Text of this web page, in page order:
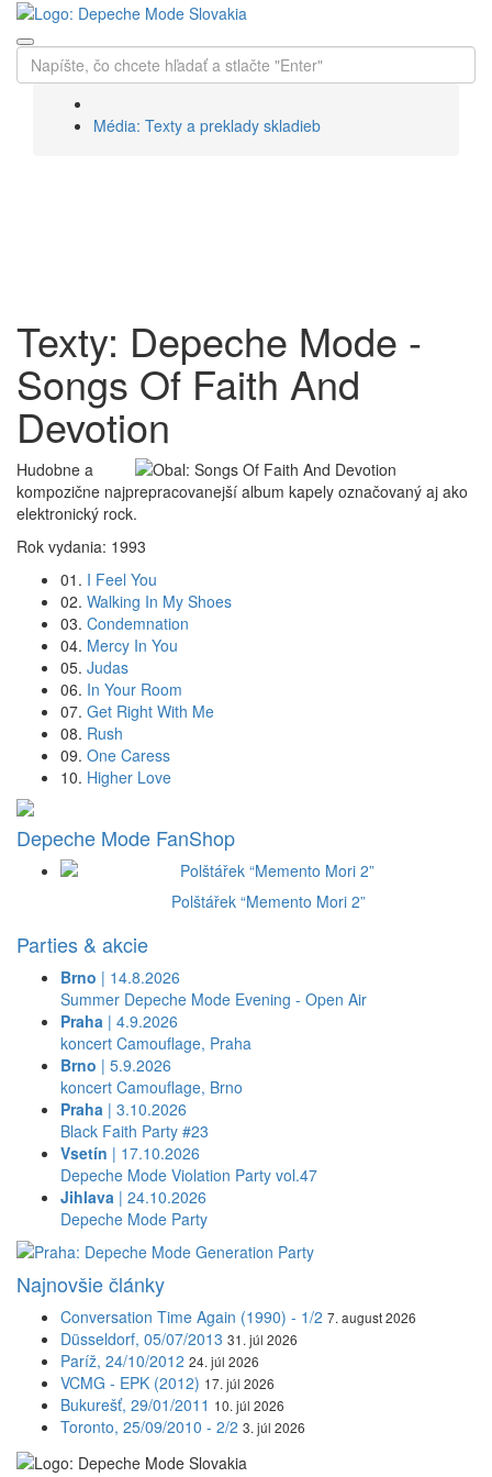
Média: Texty a preklady skladieb
Texty: Depeche Mode -
Songs Of Faith And
Devotion
Hudobne a
kompozične najprepracovanejší album kapely označovaný aj ako
elektronický rock.
Rok vydania: 1993
01. I Feel You
02. Walking In My Shoes
03. Condemnation
04. Mercy In You
05. Judas
06. In Your Room
07. Get Right With Me
08. Rush
09. One Caress
10. Higher Love
Depeche Mode FanShop
Polštářek “Memento Mori 2”
Parties & akcie
Brno | 14.8.2026
Summer Depeche Mode Evening - Open Air
Praha | 4.9.2026
koncert Camouflage, Praha
Brno | 5.9.2026
koncert Camouflage, Brno
Praha | 3.10.2026
Black Faith Party #23
Vsetín | 17.10.2026
Depeche Mode Violation Party vol.47
Jihlava | 24.10.2026
Depeche Mode Party
Najnovšie články
Conversation Time Again (1990) - 1/2 7. august 2026
Düsseldorf, 05/07/2013 31. júl 2026
Paríž, 24/10/2012 24. júl 2026
VCMG - EPK (2012) 17. júl 2026
Bukurešť, 29/01/2011 10. júl 2026
Toronto, 25/09/2010 - 2/2 3. júl 2026